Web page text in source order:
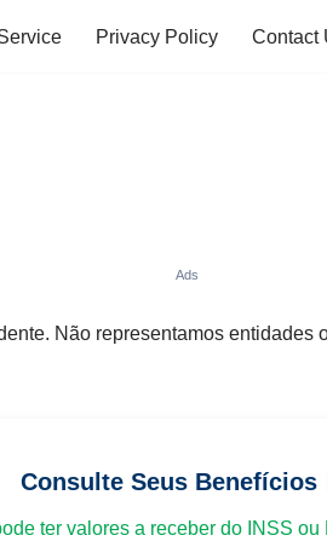
Privacy Policy Contact
Ads
Não representamos entidades
Consulte Seus Benefícios
ter valores a receber do INSS ou